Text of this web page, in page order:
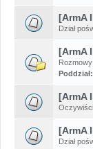
[ArmA
Dział
[ArmA
Poddział:
[ArmA
[ArmA
Dział